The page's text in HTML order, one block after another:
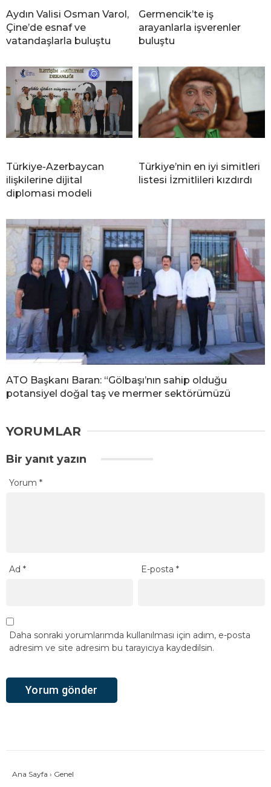
Aydın Valisi Osman Varol,
Çine’de esnaf ve
vatandaşlarla buluştu
Germencik’te iş
arayanlarla işverenler
buluştu
Türkiye-Azerbaycan
ilişkilerine dijital
diplomasi modeli
Türkiye’nin en iyi simitleri
listesi İzmitlileri kızdırdı
ATO Başkanı Baran: “Gölbaşı’nın sahip olduğu
potansiyel doğal taş ve mermer sektörümüzü
YORUMLAR
Bir yanıt yazın
Yorum *
Ad * E-posta*
Daha sonraki yorumlarımda kullanılması için adım, e-posta
adresim ve site adresim bu tarayıcıya kaydedilsin.
Ana Sayfa › Genel